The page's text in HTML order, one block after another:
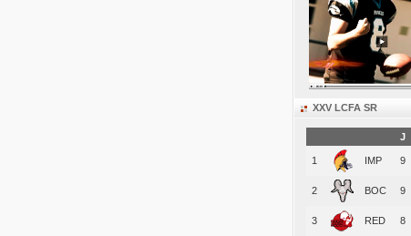
XXV LCFA SR
J
1 IMP 9
2 BOC 9
3 RED 8